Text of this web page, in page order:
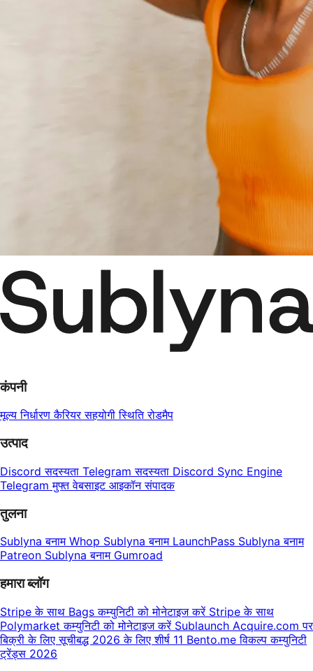
कंपनी
मूल्य निर्धारणकैरियरसहयोगीस्थितिरोडमैप
उत्पाद
Discord सदस्यता Telegram सदस्यता Discord Sync Engine
Telegram मुफ्त वेबसाइट आइकॉन संपादक
तुलना
Sublyna बनाम Whop Sublyna बनाम LaunchPass Sublyna बनाम
Patreon Sublyna बनाम Gumroad
हमारा ब्लॉग
Stripe के साथ Bags कम्युनिटी को मोनेटाइज करें Stripe के साथ
Polymarket कम्युनिटी को मोनेटाइज करें Sublaunch Acquire.com पर
बिक्री के लिए सूचीबद्ध 2026 के लिए शीर्ष 11 Bento.me विकल्पकम्युनिटी
ट्रेंड्स 2026